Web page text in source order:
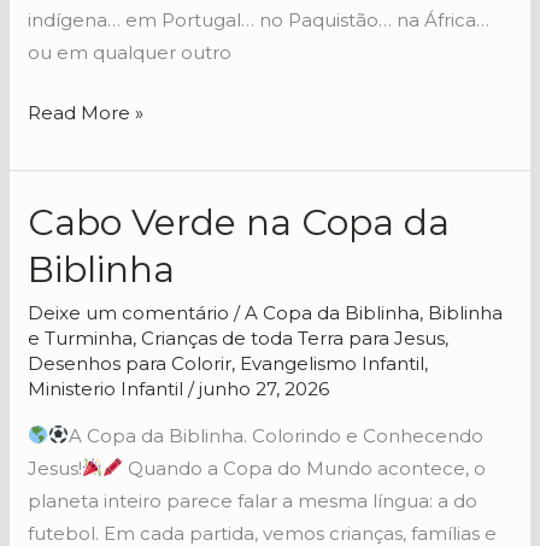
indígena… em Portugal… no Paquistão… na África…
ou em qualquer outro
Read More »
Cabo Verde na Copa da
Biblinha
Deixe um comentário /A Copa da Biblinha, Biblinha
e Turminha, Crianças de toda Terra para Jesus,
Desenhos para Colorir, Evangelismo Infantil,
Ministerio Infantil /junho 27, 2026
A Copa da Biblinha. Colorindo e Conhecendo
Jesus!
Quando a Copa do Mundo acontece, o
planeta inteiro parece falar a mesma língua: a do
futebol. Em cada partida, vemos crianças, famílias e
Cabo
na
Copa
da
Biblinha